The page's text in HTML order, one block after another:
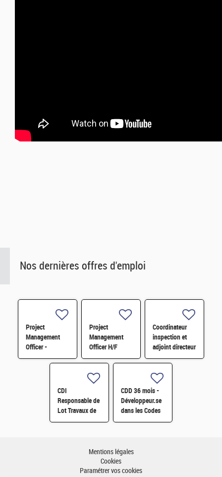
Nos dernières offres d'emploi
Project
Management
Officer -
Référent Cost
Engineering H/F
Project
Management
Officer H/F
Coordinateur
inspection et
adjoint directeur
qualité/inspection
– Projet RJH
H/F
CDI
Responsable de
Lot Travaux de
Démantèlement
CDD 36 mois -
Développeur.se
dans les Codes
de Traitement
Monte-Carlo H/F
Mentions légales
Cookies
Paramétrer vos cookies